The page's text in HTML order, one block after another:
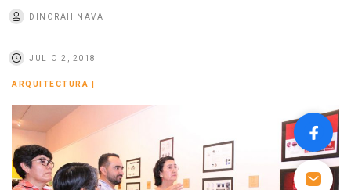
DINORAH NAVA
JULIO 2, 2018
ARQUITECTURA